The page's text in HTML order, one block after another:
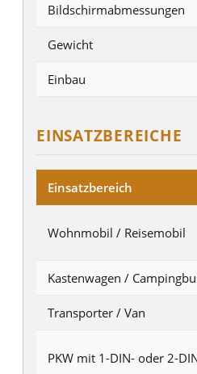
Bildschirmabmessungen
Gewicht
Einbau
EINSATZBEREICHE
Einsatzbereich
Wohnmobil / Reisemobil
Kastenwagen /
Transporter / Van
PKW mit 1-DIN- oder 2-